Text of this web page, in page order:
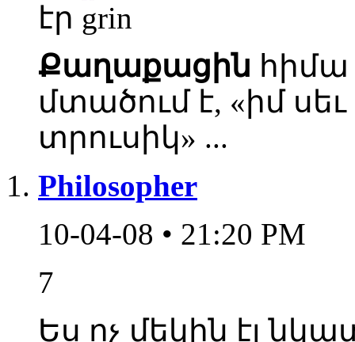
էր
Քաղաքացին հիմա
մտածում է, «իմ
տրուսիկ» ...
Philosopher
10-04-08 • 21:20 PM
7
Ես ոչ մեկին էլ